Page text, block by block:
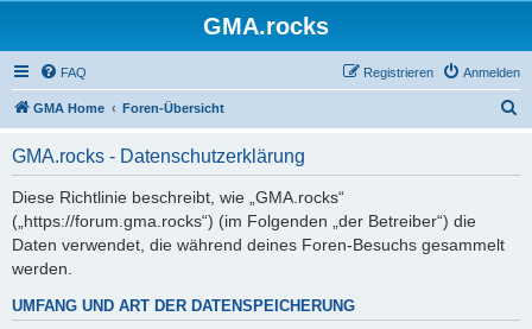
GMA.rocks
FAQ Anmelden
Registrieren
GMA Home Foren-Übersicht
GMA.rocks - Datenschutzerklärung
Diese Richtlinie beschreibt, wie „GMA.rocks“
(„https://forum.gma.rocks“) (im Folgenden „der Betreiber“) die
Daten verwendet, die während deines Foren-Besuchs gesammelt
werden.
UMFANG UND ART DER DATENSPEICHERUNG